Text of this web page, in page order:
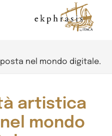
nel mondo digitale.
artistica
mondo